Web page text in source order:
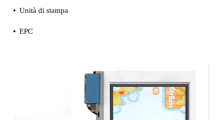
Unità di stampa
EPC